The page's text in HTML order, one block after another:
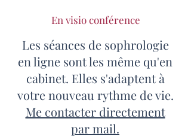
En visio conférence
Les séances de sophrologie
en ligne sont les même qu'en
cabinet. Elles s'adaptent à
votre nouveau rythme de vie.
Me contacter directement
par mail.